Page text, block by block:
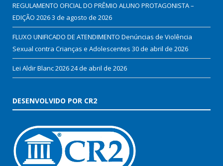
REGULAMENTO OFICIAL DO PRÊMIO ALUNO PROTAGONISTA –
EDIÇÃO 20263 de agosto de 2026
FLUXO UNIFICADO DE ATENDIMENTO Denúncias de Violência
Sexual contra Crianças e Adolescentes 30 de abril de 2026
Lei Aldir Blanc 202624 de abril de 2026
DESENVOLVIDO POR CR2